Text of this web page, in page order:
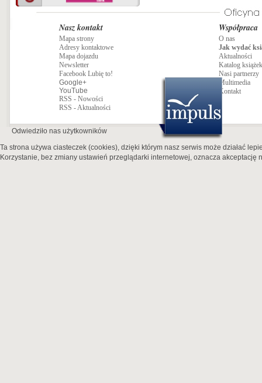
Nasz kontakt
Mapa strony
Adresy kontaktowe
Mapa dojazdu
Newsletter
Facebook Lubię to!
Google+
YouTube
RSS - Nowości
RSS - Aktualności
Współpraca
O nas
Jak wydać
Aktualności
Katalog książek
Nasi partnerzy
Multimedia
Kontakt
Odwiedziło nas użytkowników
Ta strona używa ciasteczek (cookies), dzięki którym nasz serwis może działać
Korzystanie, bez zmiany ustawień przeglądarki internetowej, oznacza akceptację